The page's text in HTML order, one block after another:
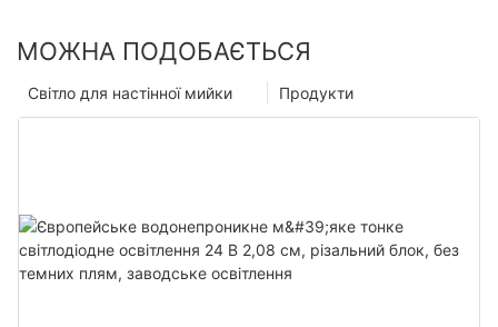
МОЖНА ПОДОБАЄТЬСЯ
Продукти
Світло для настінної мийки